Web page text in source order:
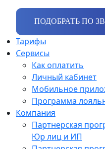
ПОДОБРАТЬ ПО
Тарифы
Сервисы
Как оплатить
Личный кабинет
Мобильное
Программа
Компания
Партнерская
Юр лиц и ИП